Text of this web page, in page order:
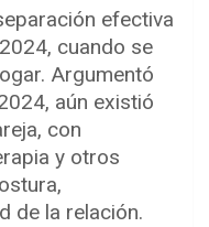
efectiva
cuando se
Argumentó
aún existió
con
y otros
de la relación.